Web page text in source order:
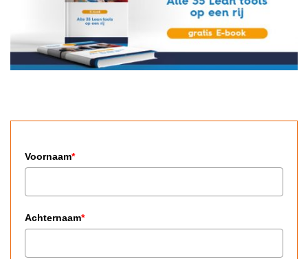
Voornaam*
Achternaam*